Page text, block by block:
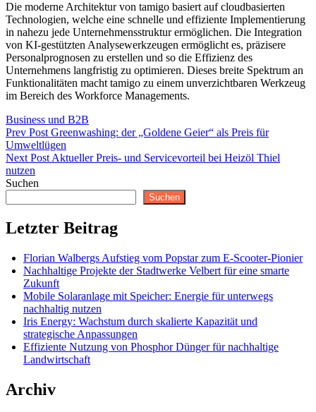
Die moderne Architektur von tamigo basiert auf cloudbasierten
Technologien, welche eine schnelle und effiziente Implementierung
in nahezu jede Unternehmensstruktur ermöglichen. Die Integration
von KI-gestützten Analysewerkzeugen ermöglicht es, präzisere
Personalprognosen zu erstellen und so die Effizienz des
Unternehmens langfristig zu optimieren. Dieses breite Spektrum an
Funktionalitäten macht tamigo zu einem unverzichtbaren Werkzeug
im Bereich des Workforce Managements.
Categories
Business und B2B
Beitragsnavigation
Previous
Post
Prev Post Greenwashing: der „Goldene Geier“ als Preis für
Umweltlügen
Next
Post
Next Post Aktueller Preis- und Servicevorteil bei Heizöl Thiel
nutzen
Suchen
Suchen
Letzter Beitrag
Florian Walbergs Aufstieg vom Popstar zum E-Scooter-Pionier
Nachhaltige Projekte der Stadtwerke Velbert für eine smarte
Zukunft
Mobile Solaranlage mit Speicher: Energie für unterwegs
nachhaltig nutzen
Iris Energy: Wachstum durch skalierte Kapazität und
strategische Anpassungen
Effiziente Nutzung von Phosphor Dünger für nachhaltige
Landwirtschaft
Archiv